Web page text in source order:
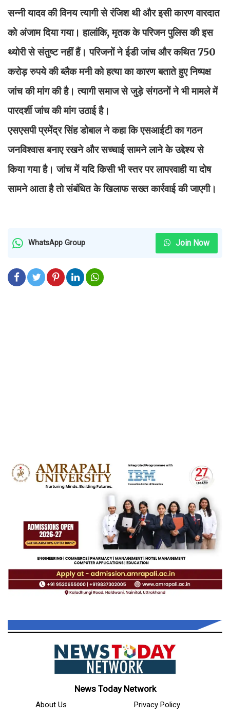
सन्नी यादव की विनय त्यागी से रंजिश थी और इसी कारण वारदात
को अंजाम दिया गया। हालांकि, मृतक के परिजन पुलिस की इस
थ्योरी से संतुष्ट नहीं हैं। परिजनों ने ईडी जांच और कथित 750
करोड़ रुपये की ब्लैक मनी को हत्या का कारण बताते हुए निष्पक्ष
जांच की मांग की है। त्यागी समाज से जुड़े संगठनों ने भी मामले में
पारदर्शी जांच की मांग उठाई है।
एसएसपी प्रमेंद्र सिंह डोबाल ने कहा कि एसआईटी का गठन
जनविश्वास बनाए रखने और सच्चाई सामने लाने के उद्देश्य से
किया गया है। जांच में यदि किसी भी स्तर पर लापरवाही या दोष
सामने आता है तो संबंधित के खिलाफ सख्त कार्रवाई की जाएगी।
WhatsApp Group Join Now
News Today Network
About Us
Privacy Policy